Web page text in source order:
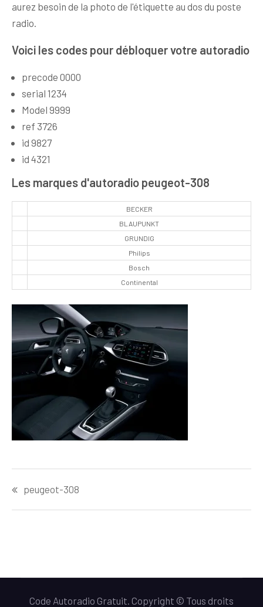
aurez besoin de la photo de l'étiquette au dos du poste
radio.
Voici les codes pour débloquer votre autoradio
precode 0000
serial 1234
Model 9999
ref 3726
id 9827
id 4321
Les marques d'autoradio peugeot-308
BECKER
BLAUPUNKT
GRUNDIG
Philips
Bosch
Continental
peugeot-308
Code Autoradio Gratuit. Copyright © Tous droits